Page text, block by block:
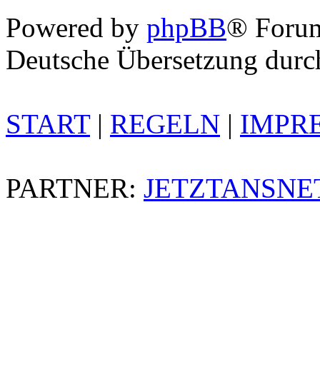
Powered by phpBB®
Deutsche Übersetzung
START| REGELN |
PARTNER: